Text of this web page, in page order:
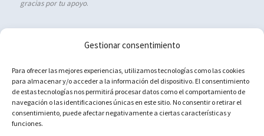
Gestionar consentimiento
Para ofrecer las mejores experiencias, utilizamos tecnologías como las cookies
para almacenar y/o acceder a la información del dispositivo. El consentimiento
de estas tecnologías nos permitirá procesar datos como el comportamiento de
navegación o las identificaciones únicas en este sitio. No consentir o retirar el
consentimiento, puede afectar negativamente a ciertas características y
funciones.
gracias por tu apoyo.
Política de cookies (UE)
Aviso Legal
Política de privacidad